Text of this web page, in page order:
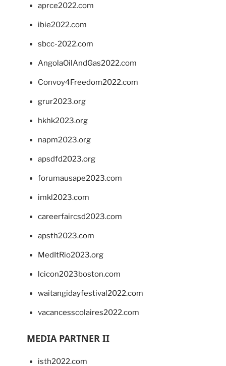
aprce2022.com
ibie2022.com
sbcc-2022.com
AngolaOilAndGas2022.com
Convoy4Freedom2022.com
grur2023.org
hkhk2023.org
napm2023.org
apsdfd2023.org
forumausape2023.com
imkl2023.com
careerfaircsd2023.com
apsth2023.com
MedItRio2023.org
lcicon2023boston.com
waitangidayfestival2022.com
vacancesscolaires2022.com
MEDIA PARTNER II
isth2022.com